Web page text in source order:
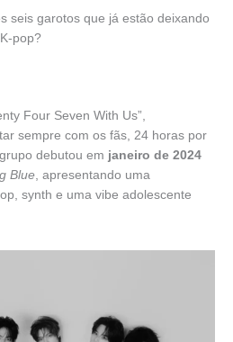
seis garotos que já estão deixando
pop?
Four Seven With Us”,
sempre com os fãs, 24 horas por
debutou em janeiro de 2024
Blue, apresentando uma
synth e uma vibe adolescente